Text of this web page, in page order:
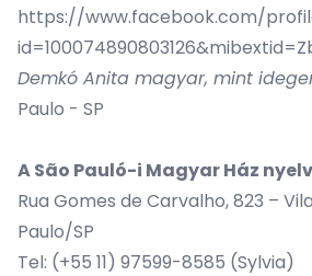
https://www.facebook.com/
Demkó Anita magyar, mint
Paulo - SP
A São Pauló-i Magyar Ház
Rua Gomes de Carvalho, 823 –
Paulo/SP
Tel: (+55 11) 97599-8585 (Sylvia)